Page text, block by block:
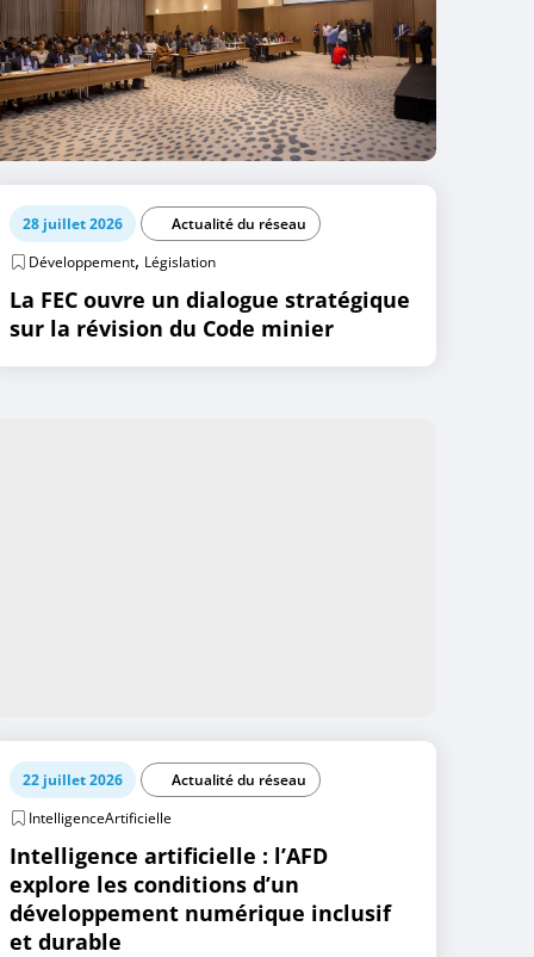
28 juillet 2026
Actualité du réseau
Développement, Législation
La FEC ouvre un dialogue stratégique
sur la révision du Code minier
22 juillet 2026
Actualité du réseau
IntelligenceArtificielle
Intelligence artificielle : l’AFD
explore les conditions d’un
développement numérique inclusif
et durable